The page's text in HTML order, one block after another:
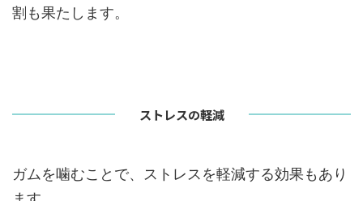
割も果たします。
ストレスの軽減
ガムを噛むことで、ストレスを軽減する効果もあり